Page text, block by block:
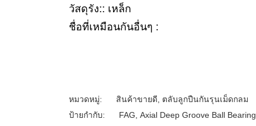
วัสดุรัง:: เหล็ก
ชื่อที่เหมือนกันอื่นๆ :
หมวดหมู่: สินค้าขายดี
ตลับลูกปืนกันรุนเม็ดกลม
ป้ายกำกับ:
FAG Axial Deep Groove Ball Bearing